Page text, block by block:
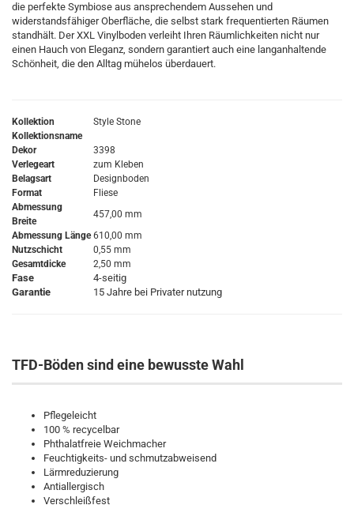
die perfekte Symbiose aus ansprechendem Aussehen und
widerstandsfähiger Oberfläche, die selbst stark frequentierten Räumen
standhält. Der XXL Vinylboden verleiht Ihren Räumlichkeiten nicht nur
einen Hauch von Eleganz, sondern garantiert auch eine langanhaltende
Schönheit, die den Alltag mühelos überdauert.
Kollektion
Style Stone
Kollektionsname
Dekor
3398
Verlegeart
zum Kleben
Belagsart
Designboden
Format
Fliese
Abmessung
Breite
457,00 mm
Abmessung Länge 610,00 mm
Nutzschicht
0,55 mm
Gesamtdicke
2,50 mm
Fase
4-seitig
Garantie
15 Jahre bei Privater nutzung
TFD-Böden sind eine bewusste Wahl
Pflegeleicht
100 % recycelbar
Phthalatfreie Weichmacher
Feuchtigkeits- und schmutzabweisend
Lärmreduzierung
Antiallergisch
Verschleißfest